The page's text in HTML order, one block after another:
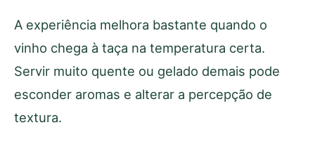
A experiência melhora bastante quando o
vinho chega à taça na temperatura certa.
Servir muito quente ou gelado demais pode
esconder aromas e alterar a percepção de
textura.